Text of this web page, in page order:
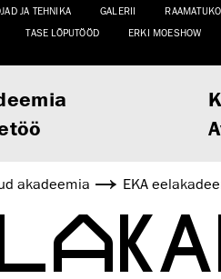
JA TEHNIKA GALERII
TASE LÕPUTÖÖD ERKI MOESHOW
akadeemia EKA